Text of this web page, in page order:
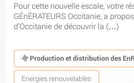
Pour cette nouvelle escale, votre
GÉnÉRATEURS Occitanie, a
d’Occitanie de découvrir la (…)
Production et distribution des
Energies renouvelables